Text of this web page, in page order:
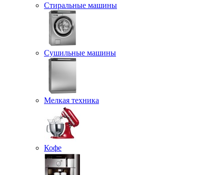
Стиральные машины
Сушильные машины
Мелкая техника
Кофе